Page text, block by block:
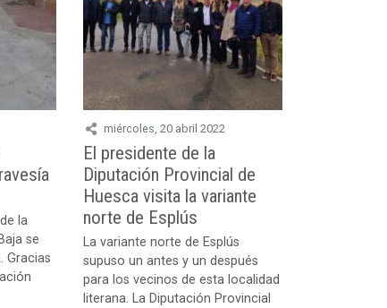
la
se
Gracias
miércoles, 20 abril 2022
El presidente de la
Diputación Provincial de
Huesca visita la variante
norte de Esplús
La variante norte de Esplús
supuso un antes y un después
para los vecinos de esta localidad
literana. La Diputación Provincial